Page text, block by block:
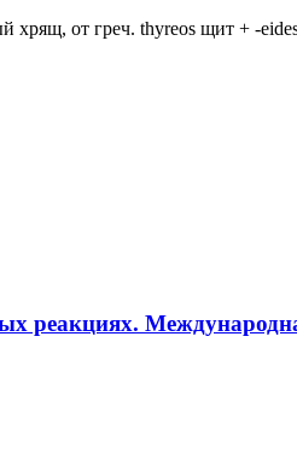
от греч. thyreos щит + -
реакциях.